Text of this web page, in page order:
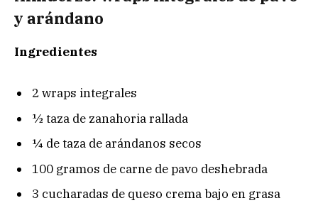
y arándano
Ingredientes
2 wraps integrales
½ taza de zanahoria rallada
¼ de taza de arándanos secos
100 gramos de carne de pavo deshebrada
3 cucharadas de queso crema bajo en grasa